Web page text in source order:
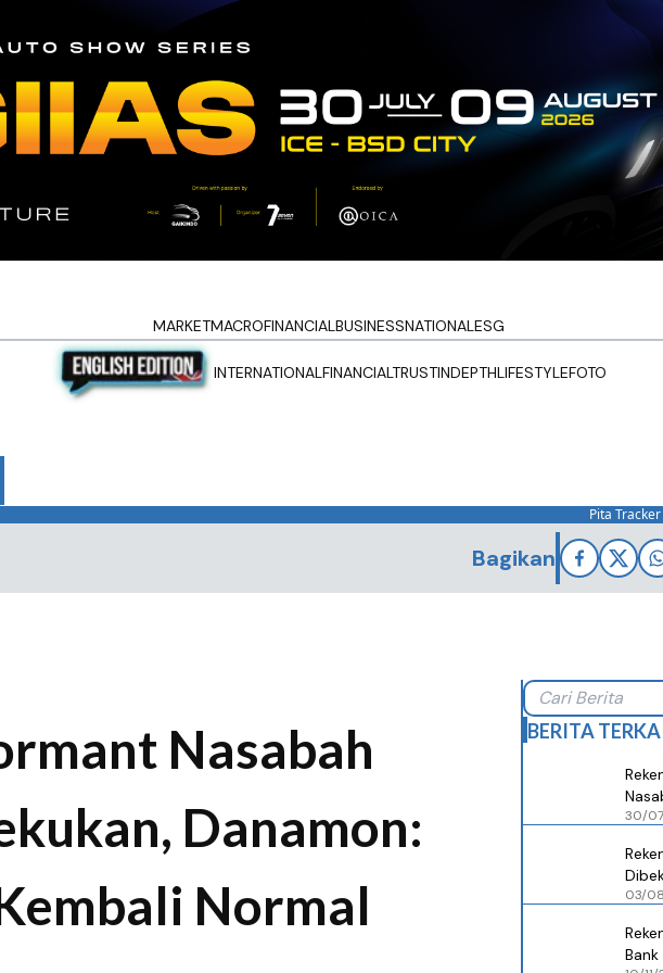
MARKETMACROFINANCIALBUSINESSNATIONALESG
INTERNATIONALFINANCIALTRUSTINDEPTHLIFESTYLEFOTO
Pita
Bagikan
Nasabah
Danamon:
Normal
BERITA
30/
03/